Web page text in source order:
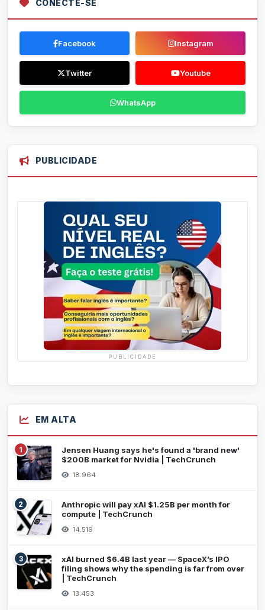
CONECTE-SE
Facebook Instagram
Twitter Youtube
WhatsApp
PUBLICIDADE
PUBLICIDADE
EM ALTA
1
Jensen Huang says he's found a 'brand new'
$200B market for Nvidia | TechCrunch
18.964
2
Anthropic will pay xAI $1.25B per month for
compute | TechCrunch
14.519
3
xAI burned $6.4B last year — SpaceX’s IPO
filing shows why the spending is far from over
| TechCrunch
13.453